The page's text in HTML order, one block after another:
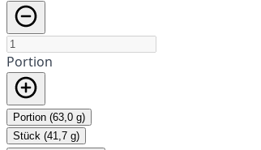
Portion
Portion (63,0 g)
Stück (41,7 g)